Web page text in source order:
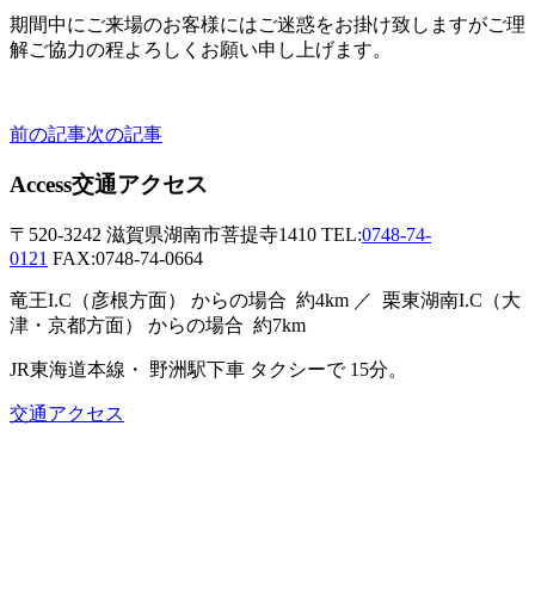
期間中にご来場のお客様にはご迷惑をお掛け致しますがご理
解ご協力の程よろしくお願い申し上げます。
前の記事次の記事
Access交通アクセス
〒520-3242 滋賀県湖南市菩提寺1410 TEL:0748-74-
0121 FAX:0748-74-0664
竜王I.C（彦根方面） からの場合 約4km ／ 栗東湖南I.C（大
津・京都方面）
からの場合 約7km
JR東海道本線・ 野洲駅下車 タクシーで 15分。
交通アクセス